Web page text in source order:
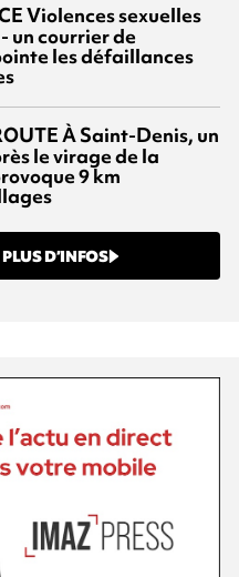
Violences sexuelles
un courrier de
les défaillances
À Saint-Denis, un
le virage de la
9 km
PLUS D’INFOS